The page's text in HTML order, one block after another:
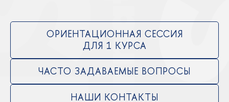
ОРИЕНТАЦИОННАЯ СЕССИЯ
ДЛЯ 1 КУРСА
ЧАСТО ЗАДАВАЕМЫЕ ВОПРОСЫ
НАШИ КОНТАКТЫ